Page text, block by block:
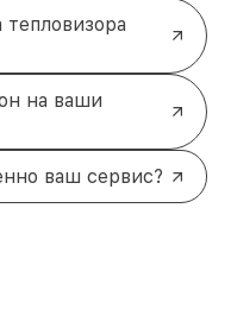
на ваши
ваш сервис?